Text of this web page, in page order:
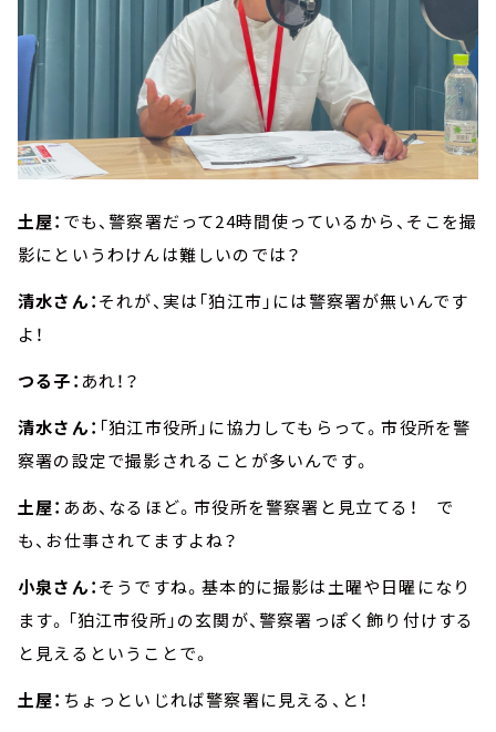
土屋： でも、警察署だって24時間使っているから、そこを撮
影にというわけんは難しいのでは？
清水さん：それが、実は「狛江市」には警察署が無いんです
よ！
つる子： あれ！？
清水さん： 「狛江市役所」に協力してもらって。市役所を警
察署の設定で撮影されることが多いんです。
土屋： ああ、なるほど。市役所を警察署と見立てる！ で
も、お仕事されてますよね？
小泉さん：そうですね。基本的に撮影は土曜や日曜になり
ます。「狛江市役所」の玄関が、警察署っぽく飾り付けする
と見えるということで。
土屋： ちょっといじれば警察署に見える、と！